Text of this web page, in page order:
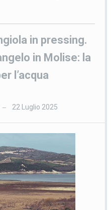
in pressing.
in Molise: la
l’acqua
— 22 Luglio 2025